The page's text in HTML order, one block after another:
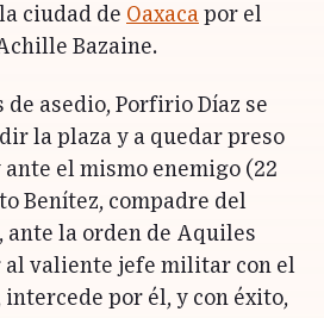
ciudad de Oaxaca por el
Bazaine.
de asedio, Porfirio Díaz se
la plaza y a quedar preso
el mismo enemigo (22
Benítez, compadre del
ante la orden de Aquiles
al valiente jefe militar con el
intercede por él, y con éxito,